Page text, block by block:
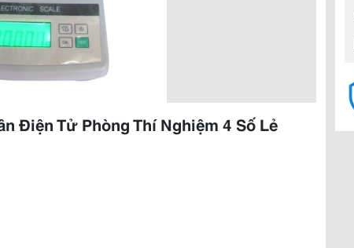
Điện Tử Phòng Thí Nghiệm 4 Số Lẻ